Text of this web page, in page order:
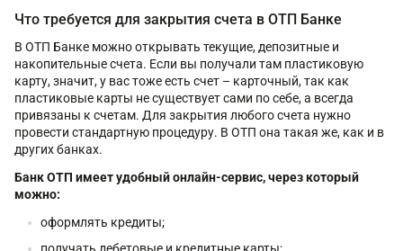
Что требуется для закрытия счета в ОТП Банке
В ОТП Банке можно открывать текущие, депозитные и
накопительные счета. Если вы получали там пластиковую
карту, значит, у вас тоже есть счет – карточный, так как
пластиковые карты не существует сами по себе, а всегда
привязаны к счетам. Для закрытия любого счета нужно
провести стандартную процедуру. В ОТП она такая же, как и в
других банках.
Банк ОТП имеет удобный онлайн-сервис, через который
можно:
оформлять кредиты;